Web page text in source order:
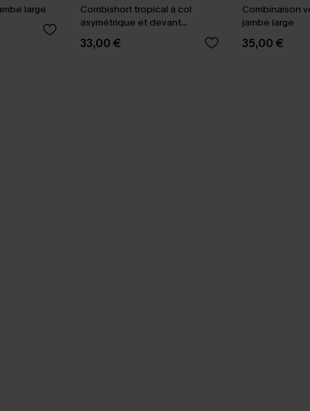
large
Combishort tropical à col
asymétrique et devant
portefeuille
33,00 €
Combinaison
jambe large
35,00 €